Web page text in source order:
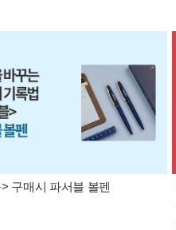
구매시 파서블 볼펜